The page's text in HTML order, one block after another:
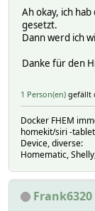
Ah okay, ich
gesetzt.
Dann werd ich
Danke für den
1 Person(en) gefällt
Docker FHEM
homekit/siri -
Device, diverse:
Homematic,
Frank6320